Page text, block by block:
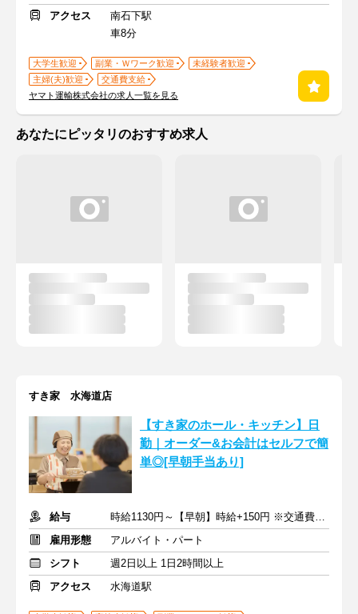
アクセス
南石下駅
車8分
大学生歓迎 副業・Ｗワーク歓迎
未経験者歓迎
主婦(夫)歓迎
交通費支給
ヤマト運輸株式会社の求人一覧を見る
あなたにピッタリのおすすめ求人
すき家 水海道店
【すき家のホール・キッチン】日
勤｜オーダー&お会計はセルフで簡
単◎[早朝手当あり]
給与
時給1130円～【早朝】時給+150円 ※交通費支給
雇用形態
アルバイト・パート
シフト
週2日以上 1日2時間以上
アクセス
水海道駅